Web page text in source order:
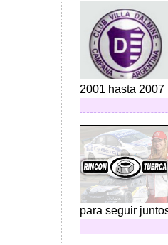
2001 hasta 2007
para seguir